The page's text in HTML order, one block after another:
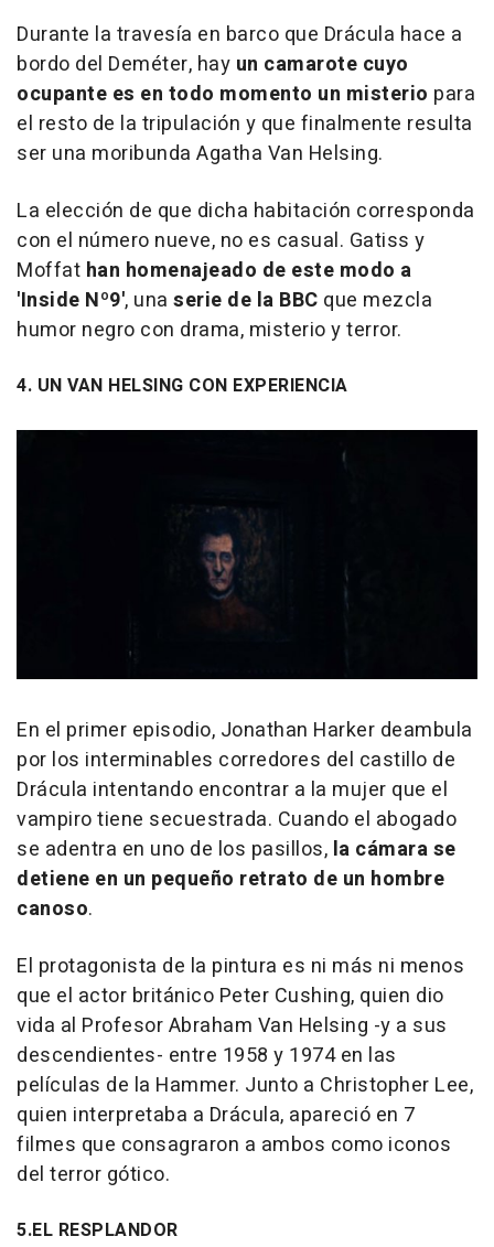
Durante la travesía en barco que Drácula hace a
bordo del Deméter, hay un camarote cuyo
ocupante es en todo momento un misterio para
el resto de la tripulación y que finalmente resulta
ser una moribunda Agatha Van Helsing.
La elección de que dicha habitación corresponda
con el número nueve, no es casual. Gatiss y
Moffat han homenajeado de este modo a
'Inside Nº9', una serie de la BBC que mezcla
humor negro con drama, misterio y terror.
4. UN VAN HELSING CON EXPERIENCIA
En el primer episodio, Jonathan Harker deambula
por los interminables corredores del castillo de
Drácula intentando encontrar a la mujer que el
vampiro tiene secuestrada. Cuando el abogado
se adentra en uno de los pasillos, la cámara se
detiene en un pequeño retrato de un hombre
canoso.
El protagonista de la pintura es ni más ni menos
que el actor británico Peter Cushing, quien dio
vida al Profesor Abraham Van Helsing -y a sus
descendientes- entre 1958 y 1974 en las
películas de la Hammer. Junto a Christopher Lee,
quien interpretaba a Drácula, apareció en 7
filmes que consagraron a ambos como iconos
del terror gótico.
5.EL RESPLANDOR